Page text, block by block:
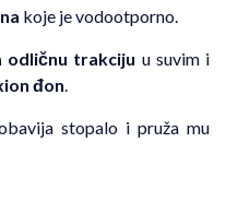
koje je vodootporno.
odličnu trakciju u suvim i
đon
stopalo i pruža mu